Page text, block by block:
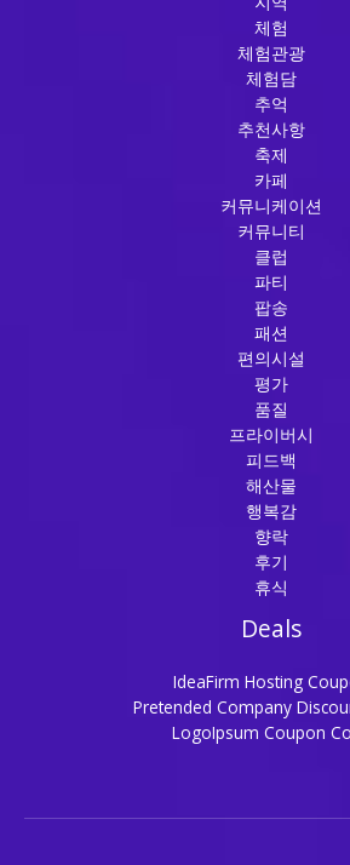
체험
체험관광
체험담
추억
추천사항
축제
카페
커뮤니케이션
커뮤니티
클럽
파티
팝송
패션
편의시설
평가
품질
프라이버시
피드백
해산물
행복감
향락
후기
휴식
Deals
IdeaFirm Hosting
Pretended Company
LogoIpsum Coupon